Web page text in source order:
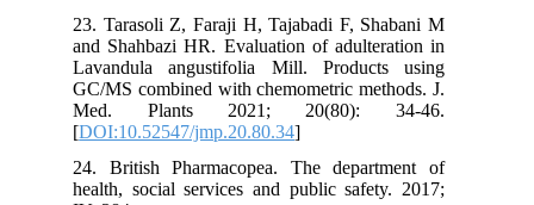
23. Tarasoli Z, Faraji H, Tajabadi F, Shabani M
and Shahbazi HR. Evaluation of adulteration in
Lavandula angustifolia Mill. Products using
GC/MS combined with chemometric methods. J.
Med. Plants 2021; 20(80): 34-46.‎
[DOI:10.52547/jmp.20.80.34
24. British Pharmacopea. The department of
health, social services and public safety. 2017;